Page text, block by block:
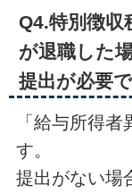
Q4.特別徴収
が退職した
提出が必要で
「給与所得
す。
提出がない場